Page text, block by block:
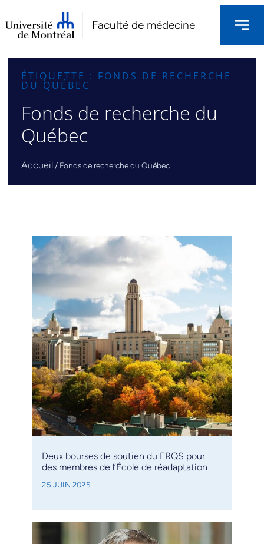
Faculté de médecine
ÉTIQUETTE : FONDS DE RECHERCHE
DU QUÉBEC
Fonds de recherche du
Québec
Accueil / Fonds de recherche du Québec
Deux bourses de soutien du FRQS pour
des membres de l’École de réadaptation
25 JUIN 2025